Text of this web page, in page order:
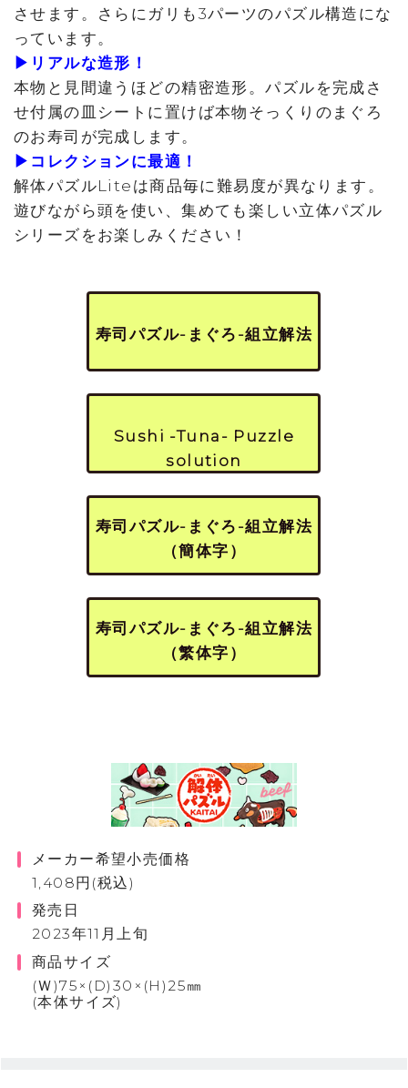
させます。さらにガリも3パーツのパズル構造にな
っています。
▶リアルな造形！
本物と見間違うほどの精密造形。パズルを完成さ
せ付属の皿シートに置けば本物そっくりのまぐろ
のお寿司が完成します。
▶コレクションに最適！
解体パズルLiteは商品毎に難易度が異なります。
遊びながら頭を使い、集めても楽しい立体パズル
シリーズをお楽しみください！
寿司パズル-まぐろ-組立解法
Sushi -Tuna- Puzzle
solution
寿司パズル-まぐろ-組立解法
（簡体字）
寿司パズル-まぐろ-組立解法
（繁体字）
メーカー希望小売価格
1,408円(税込)
発売日
2023年11月上旬
商品サイズ
(Ｗ)75×(D)30×(H)25㎜
(本体サイズ)